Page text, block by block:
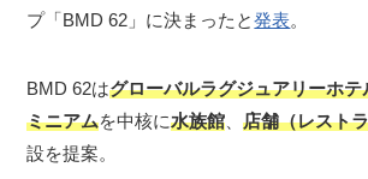
プ「BMD 62」に決まったと発表。
BMD 62はグローバルラグジュアリーホ
ミニアムを中核に水族館 、店舗（レスト
設を提案。